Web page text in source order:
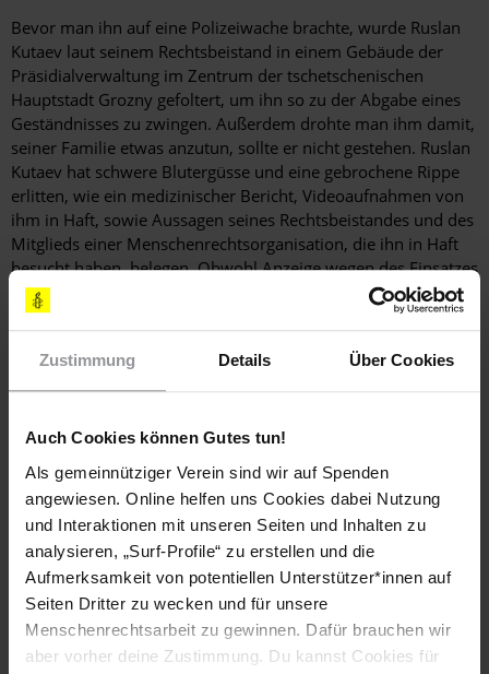
Zustimmung Details Über Cookies
Auch Cookies können Gutes tun!
Als gemeinnütziger Verein sind wir auf Spenden
angewiesen. Online helfen uns Cookies dabei Nutzung
und Interaktionen mit unseren Seiten und Inhalten zu
analysieren, „Surf-Profile“ zu erstellen und die
Aufmerksamkeit von potentiellen Unterstützer*innen auf
Seiten Dritter zu wecken und für unsere
Menschenrechtsarbeit zu gewinnen. Dafür brauchen wir
aber vorher deine Zustimmung. Du kannst Cookies für
Bevor man ihn auf eine Polizeiwache brachte, wurde Ruslan
Kutaev laut seinem Rechtsbeistand in einem Gebäude der
Präsidialverwaltung im Zentrum der tschetschenischen
Hauptstadt Grozny gefoltert, um ihn so zu der Abgabe eines
Geständnisses zu zwingen. Außerdem drohte man ihm damit,
seiner Familie etwas anzutun, sollte er nicht gestehen. Ruslan
Kutaev hat schwere Blutergüsse und eine gebrochene Rippe
erlitten, wie ein medizinischer Bericht, Videoaufnahmen von
ihm in Haft, sowie Aussagen seines Rechtsbeistandes und des
Mitglieds einer Menschenrechtsorganisation, die ihn in Haft
besucht haben, belegen. Obwohl Anzeige wegen des Einsatzes
von Folter zum Erzwingen seines Geständnisses erstattet
wurde, sind die von Ruslan Kutaev erhobenen Vorwürfe
außerdem von zahlreichen Unstimmigkeiten geprägt, so gab
es widersprüchliche Aussagen von Zeug_innen der
wurden nicht beachtet. Der Rechtsbeistand von Ruslan Kutaev
werden sollen.
Hintergrundinformation
Hintergrund
Ruslan Kutaev ist ein prominenter zivilgesellschaftlich
engagierter Aktivist aus der Republik Tschetschenien, die im
Nordkaukasus liegt und Teil der Russischen Föderation ist.